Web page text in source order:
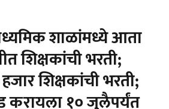
शाळांमध्ये आता
शिक्षकांची भरती;
शिक्षकांची भरती;
करायला १० जुलैपर्यंत